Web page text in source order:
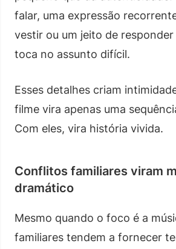
falar, uma expressão
vestir ou um jeito de
toca no assunto difícil.
Esses detalhes criam
filme vira apenas uma
Com eles, vira história vivida.
Conflitos familiares viram
dramático
Mesmo quando o foco é a
familiares tendem a fornecer